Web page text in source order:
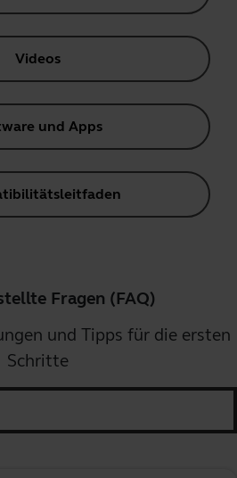
Videos
und Apps
Fragen (FAQ)
und Tipps für die ersten
Schritte